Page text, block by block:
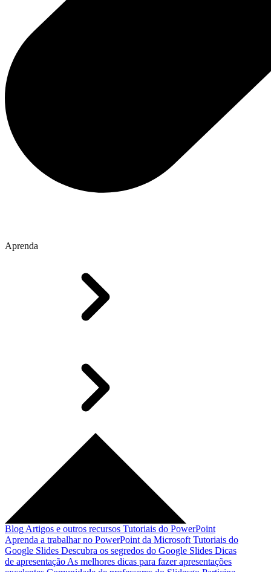
Aprenda
Blog Artigos e outros recursos Tutoriais do PowerPoint
Aprenda a trabalhar no PowerPoint da Microsoft Tutoriais do
Google Slides Descubra os segredos do Google Slides Dicas
de apresentação As melhores dicas para fazer apresentações